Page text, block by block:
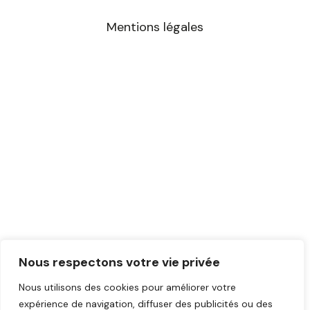
Nous respectons votre vie privée
Nous utilisons des cookies pour améliorer votre
expérience de navigation, diffuser des publicités ou des
Mentions légales